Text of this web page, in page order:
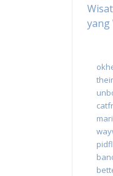
yang